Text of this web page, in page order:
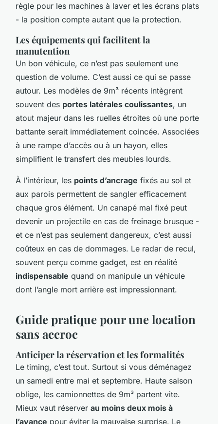
règle pour les machines à laver et les écrans plats
- la position compte autant que la protection.
Les équipements qui facilitent la
manutention
Un bon véhicule, ce n’est pas seulement une
question de volume. C’est aussi ce qui se passe
autour. Les modèles de 9m³ récents intègrent
souvent des portes latérales coulissantes, un
atout majeur dans les ruelles étroites où une porte
battante serait immédiatement coincée. Associées
à une rampe d’accès ou à un hayon, elles
simplifient le transfert des meubles lourds.
À l’intérieur, les points d’ancrage fixés au sol et
aux parois permettent de sangler efficacement
chaque gros élément. Un canapé mal fixé peut
devenir un projectile en cas de freinage brusque -
et ce n’est pas seulement dangereux, c’est aussi
coûteux en cas de dommages. Le radar de recul,
souvent perçu comme gadget, est en réalité
indispensable quand on manipule un véhicule
dont l’angle mort arrière est impressionnant.
Guide pratique pour une location
sans accroc
Anticiper la réservation et les formalités
Le timing, c’est tout. Surtout si vous déménagez
un samedi entre mai et septembre. Haute saison
oblige, les camionnettes de 9m³ partent vite.
Mieux vaut réserver au moins deux mois à
l’avance pour éviter la mauvaise surprise. Le